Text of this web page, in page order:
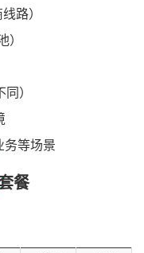
路）
）
）
务等场景
餐